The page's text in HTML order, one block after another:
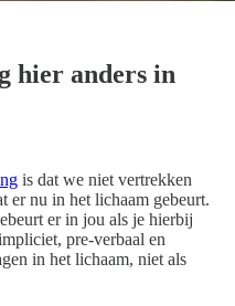
hier anders in
is dat we niet vertrekken
er nu in het lichaam gebeurt.
er in jou als je hierbij
pre-verbaal en
in het lichaam, niet als